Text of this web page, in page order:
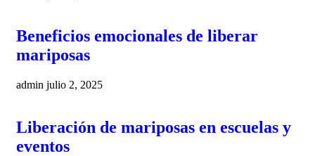
Beneficios emocionales de liberar
mariposas
admin julio 2, 2025
Liberación de mariposas en escuelas y
eventos